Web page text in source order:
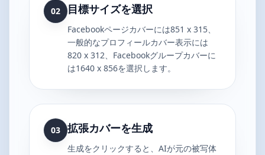
02 目標サイズを選択
Facebookページカバーには851 x 315、
一般的なプロフィールカバー表示には
820 x 312、Facebookグループカバーに
は1640 x 856を選択します。
03 拡張カバーを生成
生成をクリックすると、AIが元の被写体